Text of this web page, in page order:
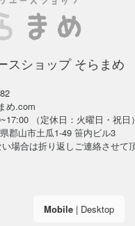
スショップ そらまめ
め.com
（定休日：火曜日・祝日）
郡山市土瓜1-49 笹内ビル3
場合は折り返しご連絡させて
Mobile| Desktop